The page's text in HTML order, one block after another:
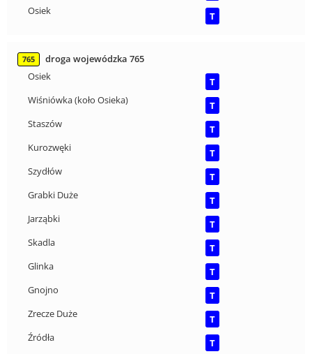
Osiek
T
765
droga wojewódzka 765
Osiek
T
Wiśniówka (koło Osieka)
T
Staszów
T
Kurozwęki
T
Szydłów
T
Grabki Duże
T
Jarząbki
T
Skadla
T
Glinka
T
Gnojno
T
Zrecze Duże
T
Źródła
T